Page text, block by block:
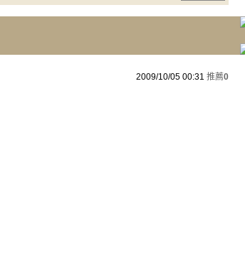
2009/10/05 00:31 推薦0